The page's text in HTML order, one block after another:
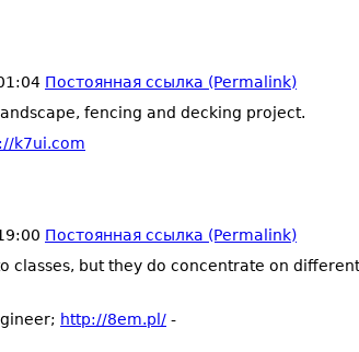
Постоянная ссылка (Permalink)
fencing and decking project.
k7ui.com
Постоянная ссылка (Permalink)
classes, but they do concentrate on
http://8em.pl/ -